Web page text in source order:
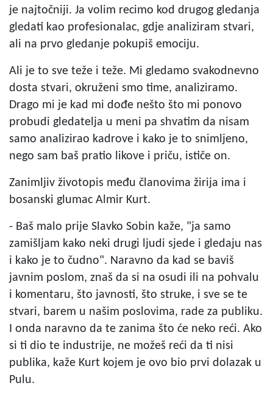
je najtočniji. Ja volim recimo kod drugog gledanja
gledati kao profesionalac, gdje analiziram stvari,
ali na prvo gledanje pokupiš emociju.
Ali je to sve teže i teže. Mi gledamo svakodnevno
dosta stvari, okruženi smo time, analiziramo.
Drago mi je kad mi dođe nešto što mi ponovo
probudi gledatelja u meni pa shvatim da nisam
samo analizirao kadrove i kako je to snimljeno,
nego sam baš pratio likove i priču, ističe on.
Zanimljiv životopis među članovima žirija ima i
bosanski glumac Almir Kurt.
- Baš malo prije Slavko Sobin kaže, "ja samo
zamišljam kako neki drugi ljudi sjede i gledaju nas
i kako je to čudno". Naravno da kad se baviš
javnim poslom, znaš da si na osudi ili na pohvalu
i komentaru, što javnosti, što struke, i sve se te
stvari, barem u našim poslovima, rade za publiku.
I onda naravno da te zanima što će neko reći. Ako
si ti dio te industrije, ne možeš reći da ti nisi
publika, kaže Kurt kojem je ovo bio prvi dolazak u
Pulu.